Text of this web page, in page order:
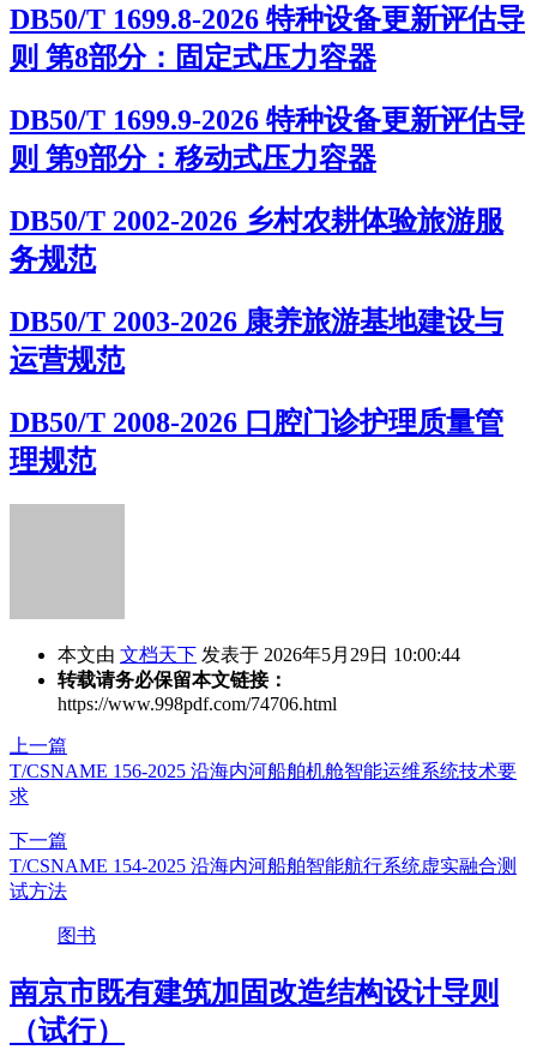
DB50/T 1699.8-2026 特种设备更新评估导
则 第8部分：固定式压力容器
DB50/T 1699.9-2026 特种设备更新评估导
则 第9部分：移动式压力容器
DB50/T 2002-2026 乡村农耕体验旅游服
务规范
DB50/T 2003-2026 康养旅游基地建设与
运营规范
DB50/T 2008-2026 口腔门诊护理质量管
理规范
本文由 文档天下 发表于 2026年5月29日 10:00:44
转载请务必保留本文链接：
https://www.998pdf.com/74706.html
上一篇
T/CSNAME 156-2025 沿海内河船舶机舱智能运维系统技术要
求
下一篇
T/CSNAME 154-2025 沿海内河船舶智能航行系统虚实融合测
试方法
图书
南京市既有建筑加固改造结构设计导则
（试行）